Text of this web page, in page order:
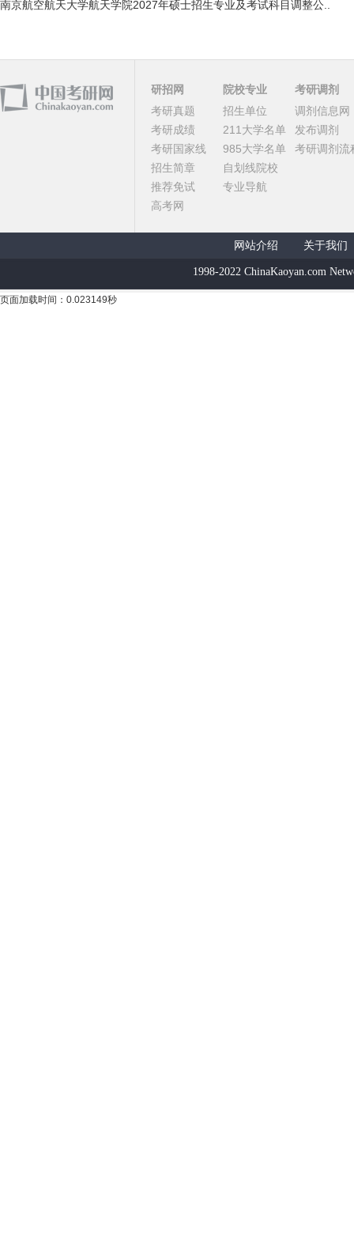
南京航空航天大学航天学院2027年硕士招生专业及考试科目调整公..
研招网
考研真题
考研成绩
考研国家线
招生简章
推荐免试
高考网
院校专业
招生单位
211大学名单
985大学名单
自划线院校
专业导航
考研调剂
调剂信息网
发布调剂
考研调剂流
网站介绍 关于我们
1998-2022 ChinaKaoyan.com
页面加载时间：0.023149秒